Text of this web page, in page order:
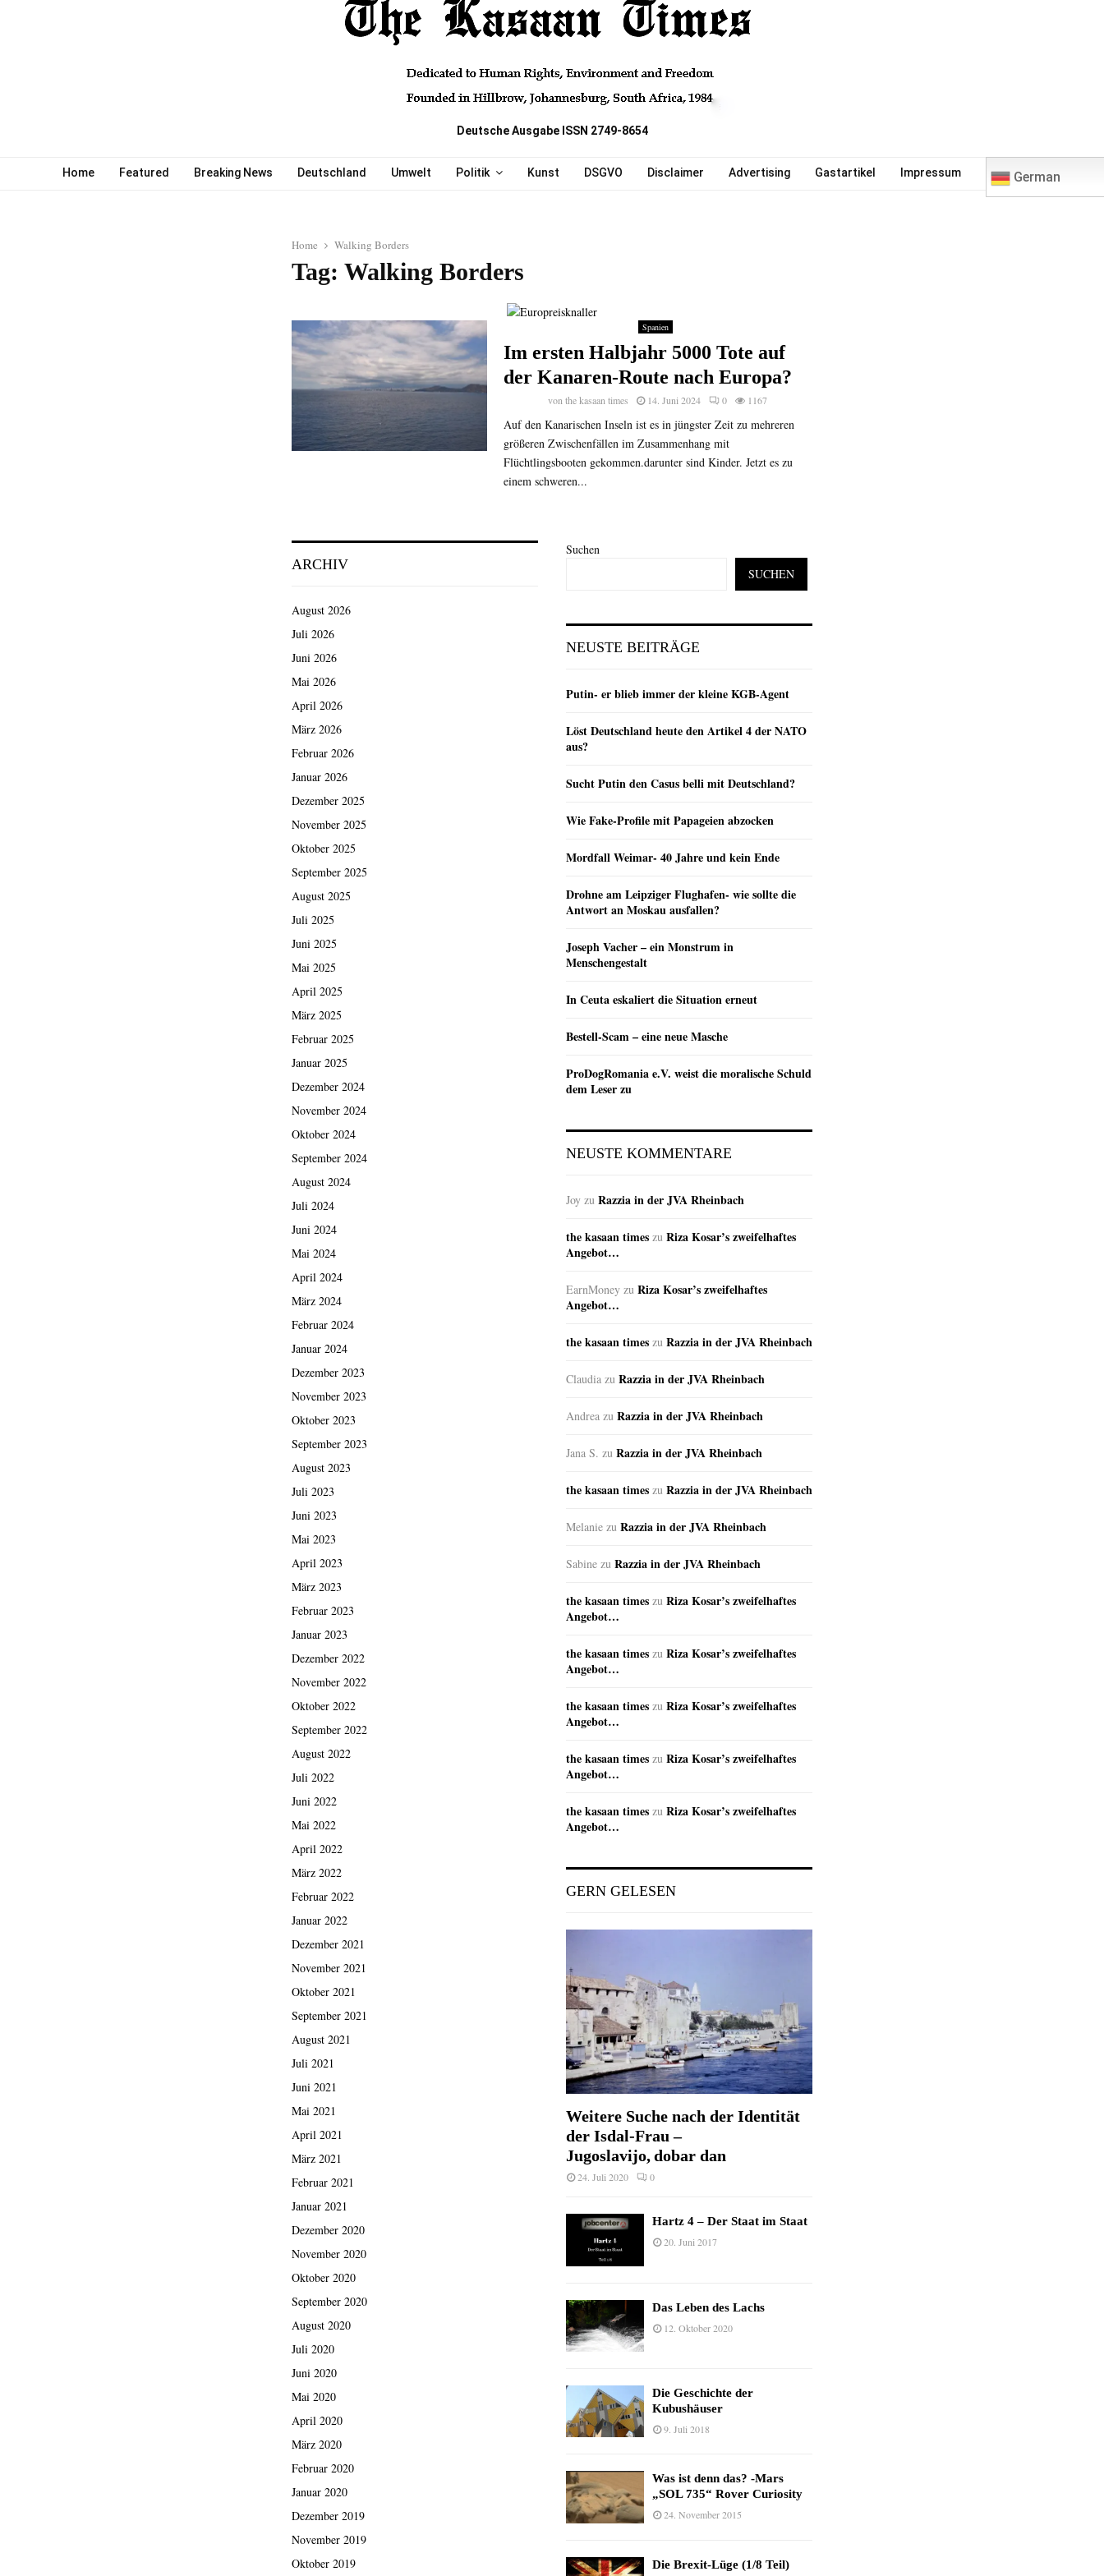
Deutsche Ausgabe ISSN 2749-8654
Home Featured Breaking News Deutschland Umwelt Politik Kunst DSGVO Disclaimer Advertising Gastartikel Impressum German
Home Walking Borders
Tag: Walking Borders
Spanien
Im ersten Halbjahr 5000 Tote auf
der Kanaren-Route nach Europa?
vonthe kasaan times 14. Juni 2024 0 1167
Auf den Kanarischen Inseln ist es in jüngster Zeit zu mehreren
größeren Zwischenfällen im Zusammenhang mit
Flüchtlingsbooten gekommen.darunter sind Kinder. Jetzt es zu
einem schweren...
ARCHIV
August 2026
Juli 2026
Juni 2026
Mai 2026
April 2026
März 2026
Februar 2026
Januar 2026
Dezember 2025
November 2025
Oktober 2025
September 2025
August 2025
Juli 2025
Juni 2025
Mai 2025
April 2025
März 2025
Februar 2025
Januar 2025
Dezember 2024
November 2024
Oktober 2024
September 2024
August 2024
Juli 2024
Juni 2024
Mai 2024
April 2024
März 2024
Februar 2024
Januar 2024
Dezember 2023
November 2023
Oktober 2023
September 2023
August 2023
Juli 2023
Juni 2023
Mai 2023
April 2023
März 2023
Februar 2023
Januar 2023
Dezember 2022
November 2022
Oktober 2022
September 2022
August 2022
Juli 2022
Juni 2022
Mai 2022
April 2022
März 2022
Februar 2022
Januar 2022
Dezember 2021
November 2021
Oktober 2021
September 2021
August 2021
Juli 2021
Juni 2021
Mai 2021
April 2021
März 2021
Februar 2021
Januar 2021
Dezember 2020
November 2020
Oktober 2020
September 2020
August 2020
Juli 2020
Juni 2020
Mai 2020
April 2020
März 2020
Februar 2020
Januar 2020
Dezember 2019
November 2019
Oktober 2019
Suchen
SUCHEN
NEUSTE BEITRÄGE
Putin- er blieb immer der kleine KGB-Agent
Löst Deutschland heute den Artikel 4 der NATO
aus?
Sucht Putin den Casus belli mit Deutschland?
Wie Fake-Profile mit Papageien abzocken
Mordfall Weimar- 40 Jahre und kein Ende
Drohne am Leipziger Flughafen- wie sollte die
Antwort an Moskau ausfallen?
Joseph Vacher – ein Monstrum in
Menschengestalt
In Ceuta eskaliert die Situation erneut
Bestell-Scam – eine neue Masche
ProDogRomania e.V. weist die moralische Schuld
dem Leser zu
NEUSTE KOMMENTARE
Joy zu Razzia in der JVA Rheinbach
the kasaan times zu Riza Kosar’s zweifelhaftes
Angebot…
EarnMoney zu Riza Kosar’s zweifelhaftes
Angebot…
the kasaan times zu Razzia in der JVA Rheinbach
Claudia zu Razzia in der JVA Rheinbach
Andrea zu Razzia in der JVA Rheinbach
Jana S. zu Razzia in der JVA Rheinbach
the kasaan times zu Razzia in der JVA Rheinbach
Melanie zu Razzia in der JVA Rheinbach
Sabine zu Razzia in der JVA Rheinbach
the kasaan times zu Riza Kosar’s zweifelhaftes
Angebot…
the kasaan times zu Riza Kosar’s zweifelhaftes
Angebot…
the kasaan times zu Riza Kosar’s zweifelhaftes
Angebot…
the kasaan times zu Riza Kosar’s zweifelhaftes
Angebot…
the kasaan times zu Riza Kosar’s zweifelhaftes
Angebot…
GERN GELESEN
Weitere Suche nach der Identität
der Isdal-Frau –
Jugoslavijo, dobar dan
24. Juli 2020 0
Hartz 4 – Der Staat im Staat
20. Juni 2017
Das Leben des Lachs
12. Oktober 2020
Die Geschichte der
Kubushäuser
9. Juli 2018
Was ist denn das? -Mars
„SOL 735“ Rover Curiosity
24. November 2015
Die Brexit-Lüge (1/8 Teil)